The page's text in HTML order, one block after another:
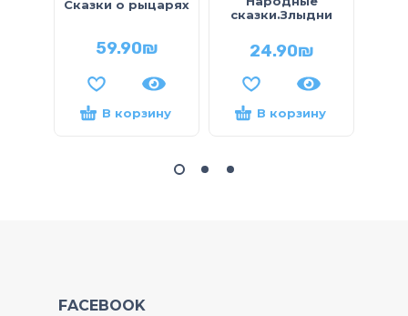
Сказки о рыцарях
59.90₪
В корзину
сказки.Злыдни
24.90₪
В корзину
FACEBOOK